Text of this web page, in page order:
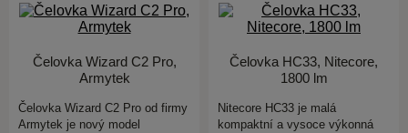
Čelovka Wizard C2 Pro,
Armytek
Čelovka Wizard C2 Pro od firmy
Armytek je nový model
Čelovka HC33, Nitecore,
1800 lm
Nitecore HC33 je malá
kompaktní a vysoce výkonná